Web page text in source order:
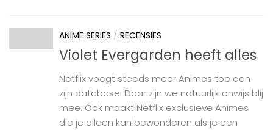
ANIME SERIES / RECENSIES
Violet Evergarden heeft alles
Netflix voegt steeds meer Animes toe aan
zijn database. Daar zijn we natuurlijk onwijs blij
mee. Ook maakt Netflix exclusieve Animes
die je alleen kan bewonderen als je een